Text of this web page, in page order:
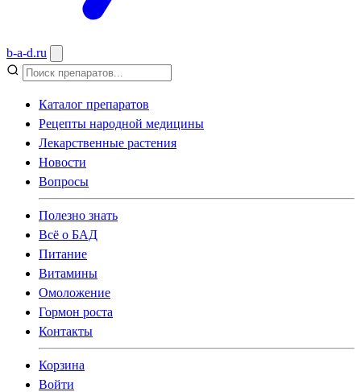
b-a-d.ru
Каталог препаратов
Рецепты народной медицины
Лекарственные растения
Новости
Вопросы
Полезно знать
Всё о БАД
Питание
Витамины
Омоложение
Гормон роста
Контакты
Корзина
Войти